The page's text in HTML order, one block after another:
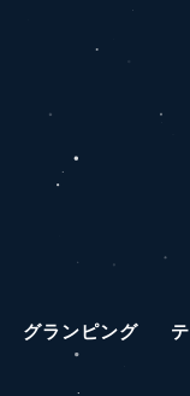
グランピング